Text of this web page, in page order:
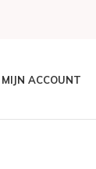
MIJN ACCOUNT